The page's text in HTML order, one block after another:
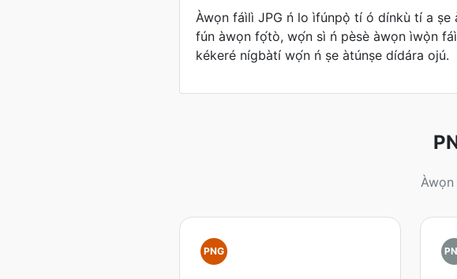
Àwọn fáìlì JPG ń lo ìfúnpọ̀ tí ó dínkù tí a ṣe
fún àwọn fọ́tò, wọ́n sì ń pèsè àwọn ìwọ̀n
kékeré nígbàtí wọ́n ń ṣe àtúnṣe dídára ojú.
PNG